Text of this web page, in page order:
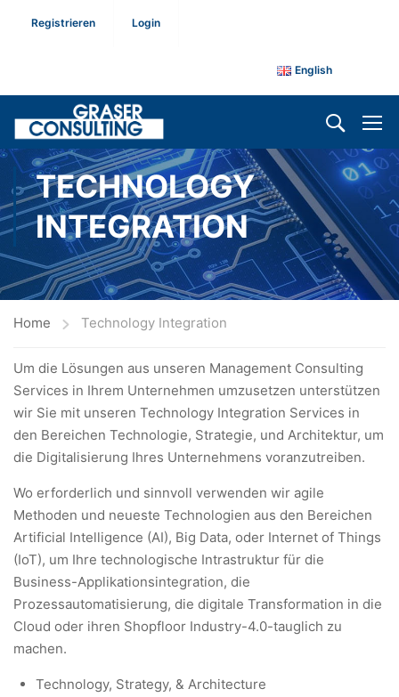
Registrieren Login
English
TECHNOLOGY
INTEGRATION
Home Technology Integration
Um die Lösungen aus unseren Management Consulting
Services in Ihrem Unternehmen umzusetzen unterstützen
wir Sie mit unseren Technology Integration Services in
den Bereichen Technologie, Strategie, und Architektur, um
die Digitalisierung Ihres Unternehmens voranzutreiben.
Wo erforderlich und sinnvoll verwenden wir agile
Methoden und neueste Technologien aus den Bereichen
Artificial Intelligence (AI), Big Data, oder Internet of Things
(IoT), um Ihre technologische Intrastruktur für die
Business-Applikationsintegration, die
Prozessautomatisierung, die digitale Transformation in die
Cloud oder ihren Shopfloor Industry-4.0-tauglich zu
machen.
Technology, Strategy, & Architecture